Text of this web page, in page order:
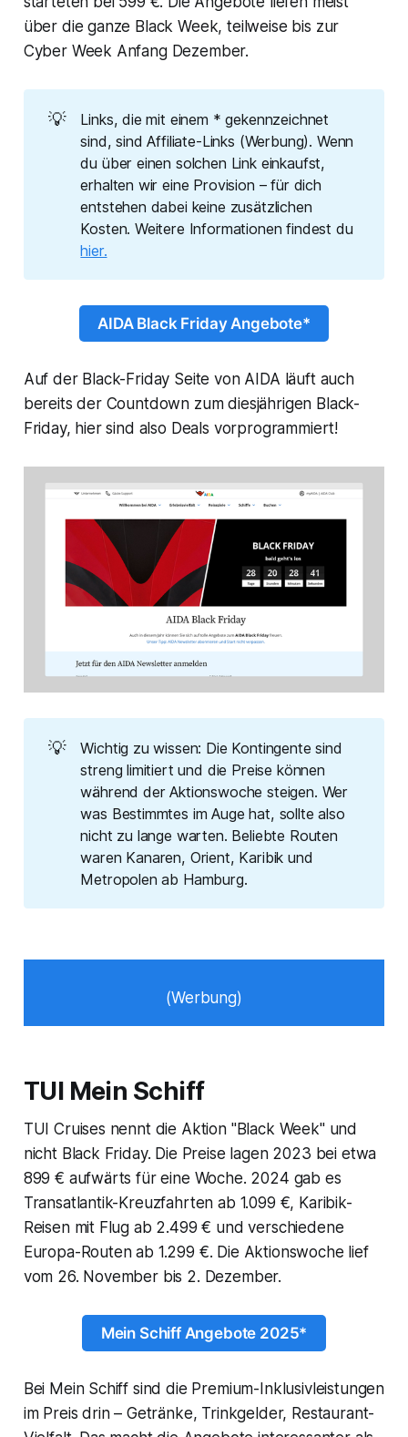
über die ganze Black Week, teilweise bis zur
Cyber Week Anfang Dezember.
💡
Links, die mit einem * gekennzeichnet
sind, sind Affiliate-Links (Werbung). Wenn
du über einen solchen Link einkaufst,
erhalten wir eine Provision – für dich
entstehen dabei keine zusätzlichen
Kosten. Weitere Informationen findest du
hier.
AIDA Black Friday Angebote*
Auf der Black-Friday Seite von AIDA läuft auch
bereits der Countdown zum diesjährigen Black-
Friday, hier sind also Deals vorprogrammiert!
💡
Wichtig zu wissen: Die Kontingente sind
streng limitiert und die Preise können
während der Aktionswoche steigen. Wer
was Bestimmtes im Auge hat, sollte also
nicht zu lange warten. Beliebte Routen
waren Kanaren, Orient, Karibik und
Metropolen ab Hamburg.
(Werbung)
TUI Mein Schiff
TUI Cruises nennt die Aktion "Black Week" und
nicht Black Friday. Die Preise lagen 2023 bei etwa
899 € aufwärts für eine Woche. 2024 gab es
Transatlantik-Kreuzfahrten ab 1.099 €, Karibik-
Reisen mit Flug ab 2.499 € und verschiedene
Europa-Routen ab 1.299 €. Die Aktionswoche lief
vom 26. November bis 2. Dezember.
Mein Schiff Angebote 2025*
Bei Mein Schiff sind die Premium-Inklusivleistungen
im Preis drin – Getränke, Trinkgelder, Restaurant-